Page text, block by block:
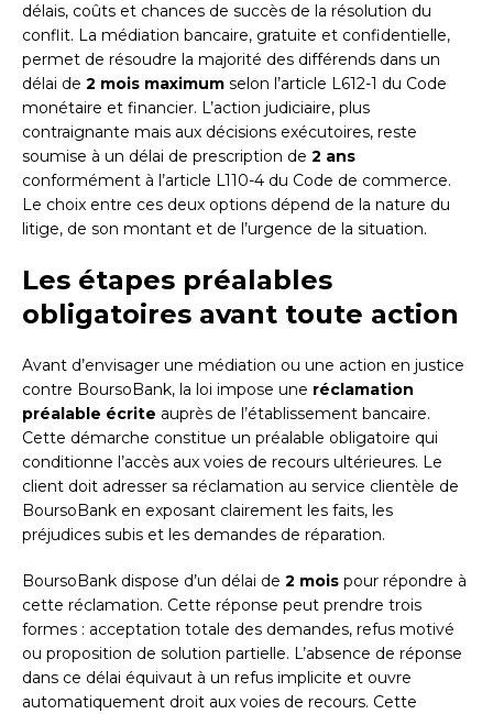
délais, coûts et chances de succès de la résolution du
conflit. La médiation bancaire, gratuite et confidentielle,
permet de résoudre la majorité des différends dans un
délai de 2 mois maximum selon l’article L612-1 du Code
monétaire et financier. L’action judiciaire, plus
contraignante mais aux décisions exécutoires, reste
soumise à un délai de prescription de 2 ans
conformément à l’article L110-4 du Code de commerce.
Le choix entre ces deux options dépend de la nature du
litige, de son montant et de l’urgence de la situation.
Les étapes préalables
obligatoires avant toute action
Avant d’envisager une médiation ou une action en justice
contre BoursoBank, la loi impose une réclamation
préalable écrite auprès de l’établissement bancaire.
Cette démarche constitue un préalable obligatoire qui
conditionne l’accès aux voies de recours ultérieures. Le
client doit adresser sa réclamation au service clientèle de
BoursoBank en exposant clairement les faits, les
préjudices subis et les demandes de réparation.
BoursoBank dispose d’un délai de 2 mois pour répondre à
cette réclamation. Cette réponse peut prendre trois
formes : acceptation totale des demandes, refus motivé
ou proposition de solution partielle. L’absence de réponse
dans ce délai équivaut à un refus implicite et ouvre
automatiquement droit aux voies de recours. Cette